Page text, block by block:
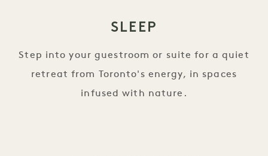
SLEEP
Step into your guestroom or suite for a quiet
retreat from Toronto's energy, in spaces
infused with nature.